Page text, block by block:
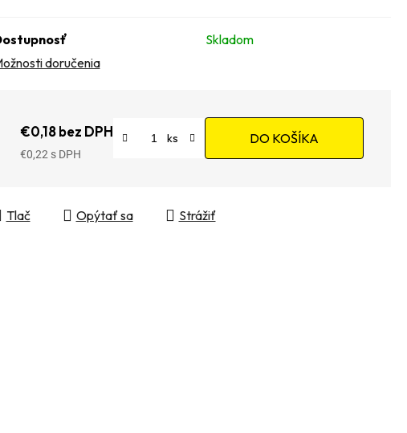
Skladom
doručenia
€0,18 bez DPH
€0,22
DO KOŠÍKA
Tlač Opýtať sa Strážiť